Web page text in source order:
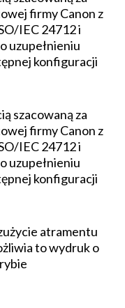
firmy Canon z
IEC 24712 i
uzupełnieniu
konfiguracji
szacowaną za
firmy Canon z
IEC 24712 i
uzupełnieniu
konfiguracji
atramentu
to wydruk o